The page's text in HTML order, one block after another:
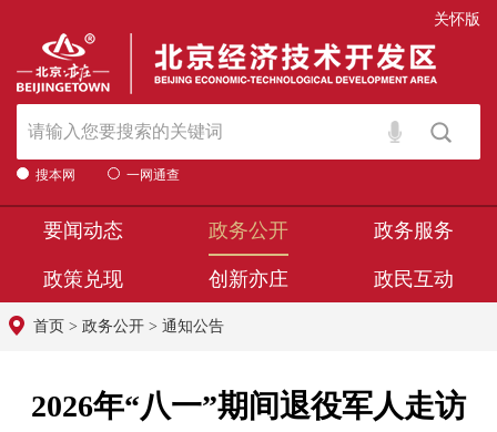
关怀版
搜本网 一网通查
要闻动态 政务公开 政务服务
政策兑现 创新亦庄 政民互动
首页 > 政务公开 > 通知公告
2026年“八一”期间退役军人走访